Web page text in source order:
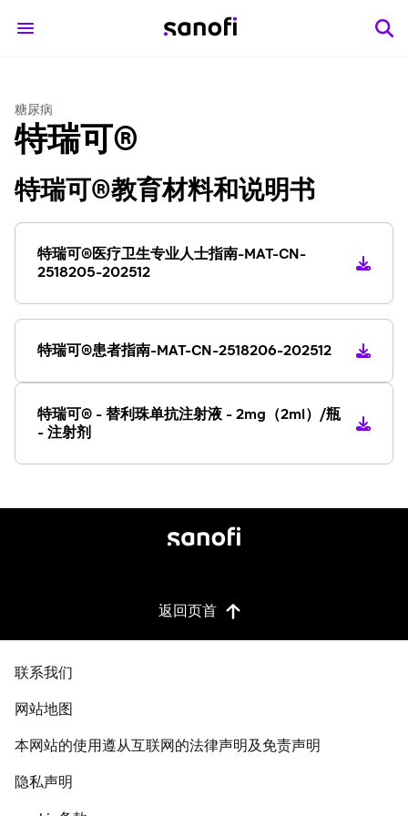
糖尿病
特瑞可®
特瑞可®教育材料和说明书
特瑞可®医疗卫生专业人士指南-MAT-CN-
2518205-202512
特瑞可®患者指南-MAT-CN-2518206-202512
特瑞可® - 替利珠单抗注射液 - 2mg（2ml）/瓶
- 注射剂
返回页首
联系我们
网站地图
本网站的使用遵从互联网的法律声明及免责声明
隐私声明